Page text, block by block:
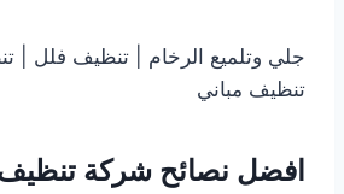
جلي وتلميع الرخام | تنظيف فلل |
تنظيف مباني
افضل نصائح شركة تنظيف